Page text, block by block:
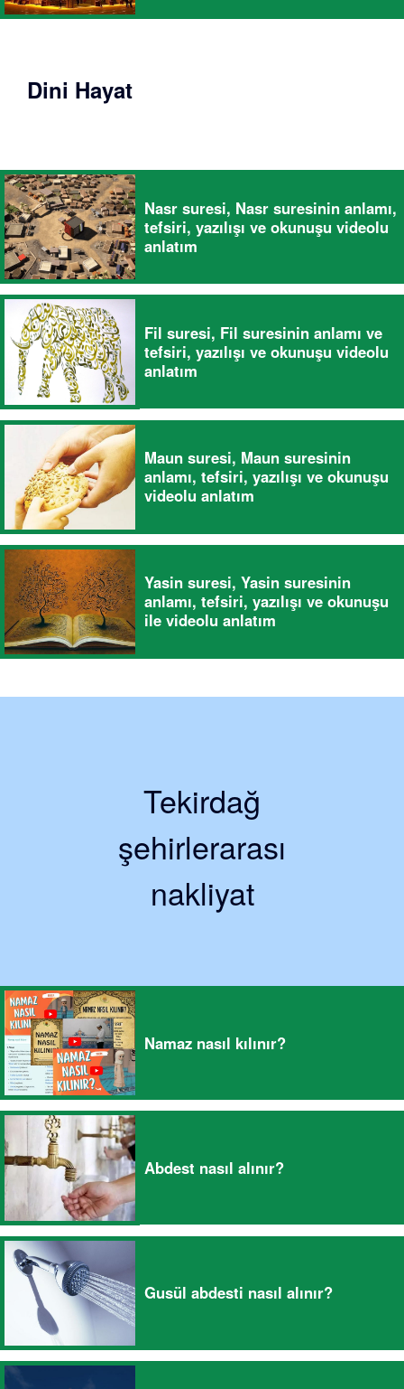
Dini Hayat
Nasr suresi, Nasr suresinin anlamı,
tefsiri, yazılışı ve okunuşu videolu
anlatım
Fil suresi, Fil suresinin anlamı ve
tefsiri, yazılışı ve okunuşu videolu
anlatım
Maun suresi, Maun suresinin
anlamı, tefsiri, yazılışı ve okunuşu
videolu anlatım
Yasin suresi, Yasin suresinin
anlamı, tefsiri, yazılışı ve okunuşu
ile videolu anlatım
Tekirdağ
şehirlerarası
nakliyat
Namaz nasıl kılınır?
Abdest nasıl alınır?
Gusül abdesti nasıl alınır?